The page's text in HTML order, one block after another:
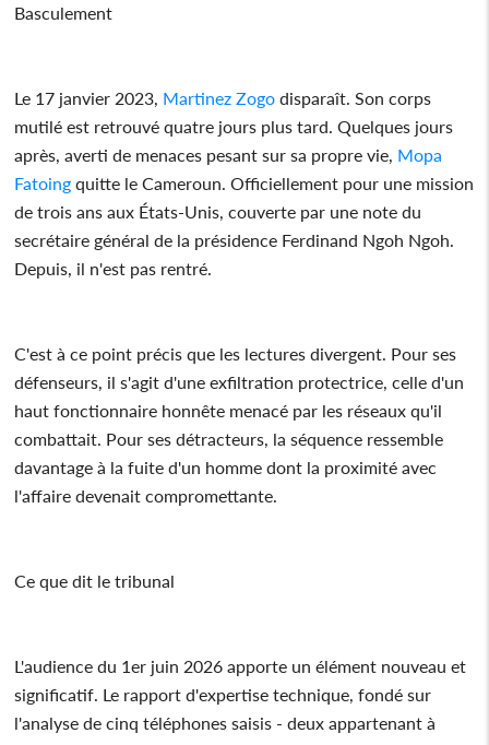
Basculement
Le 17 janvier 2023, Martinez Zogo disparaît. Son corps
mutilé est retrouvé quatre jours plus tard. Quelques jours
après, averti de menaces pesant sur sa propre vie, Mopa
Fatoing quitte le Cameroun. Officiellement pour une mission
de trois ans aux États-Unis, couverte par une note du
secrétaire général de la présidence Ferdinand Ngoh Ngoh.
Depuis, il n'est pas rentré.
C'est à ce point précis que les lectures divergent. Pour ses
défenseurs, il s'agit d'une exfiltration protectrice, celle d'un
haut fonctionnaire honnête menacé par les réseaux qu'il
combattait. Pour ses détracteurs, la séquence ressemble
davantage à la fuite d'un homme dont la proximité avec
l'affaire devenait compromettante.
Ce que dit le tribunal
L'audience du 1er juin 2026 apporte un élément nouveau et
significatif. Le rapport d'expertise technique, fondé sur
l'analyse de cinq téléphones saisis - deux appartenant à